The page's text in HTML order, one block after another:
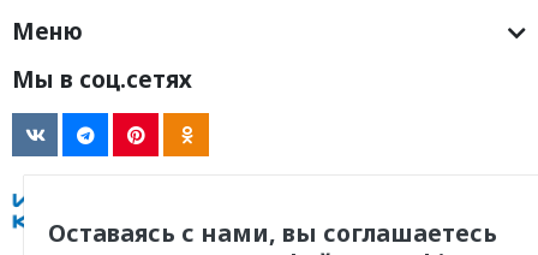
Меню
Мы в соц.сетях
Оставаясь с нами, вы соглашаетесь